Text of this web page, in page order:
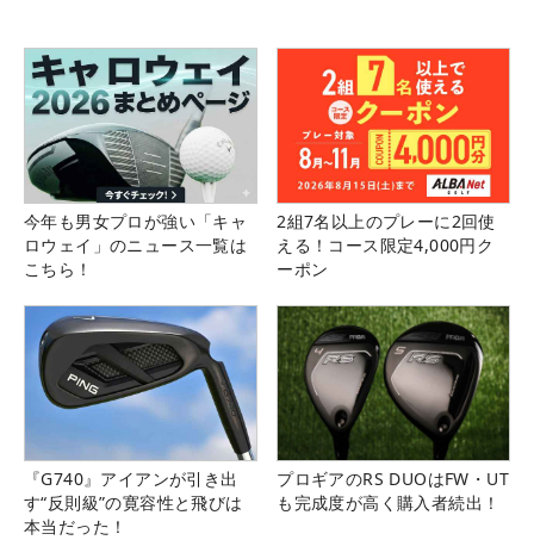
今年も男女プロが強い「キャ
ロウェイ」のニュース一覧は
こちら！
2組7名以上のプレーに2回使
える！コース限定4,000円ク
ーポン
『G740』アイアンが引き出
す“反則級”の寛容性と飛びは
本当だった！
プロギアのRS DUOはFW・UT
も完成度が高く購入者続出！